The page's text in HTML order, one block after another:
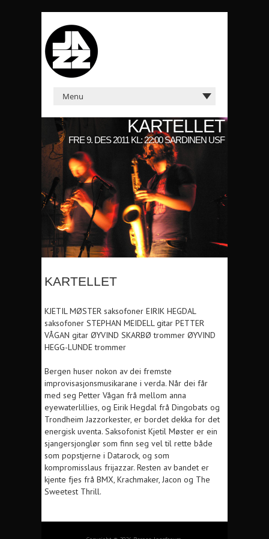
KARTELLET
FRE 9. DES 2011 KL: 22:00 SARDINEN USF
KARTELLET
KJETIL MØSTER saksofoner EIRIK HEGDAL
saksofoner STEPHAN MEIDELL gitar PETTER
VÅGAN gitar ØYVIND SKARBØ trommer ØYVIND
HEGG-LUNDE trommer
Bergen huser nokon av dei fremste
improvisasjonsmusikarane i verda. Når dei får
med seg Petter Vågan frå mellom anna
eyewaterlillies, og Eirik Hegdal frå Dingobats og
Trondheim Jazzorkester, er bordet dekka for det
energisk uventa. Saksofonist Kjetil Møster er ein
sjangersjonglør som finn seg vel til rette både
som popstjerne i Datarock, og som
kompromisslaus frijazzar. Resten av bandet er
kjente fjes frå BMX, Krachmaker, Jacon og The
Sweetest Thrill.